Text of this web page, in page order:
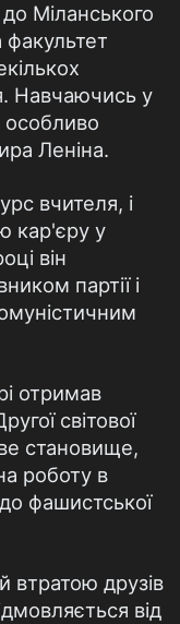
Міланського
факультет
Навчаючись у
особливо
Леніна.
вчителя, і
кар'єру у
він
партії і
отримав
світової
становище,
роботу в
фашистської
втратою друзів
від